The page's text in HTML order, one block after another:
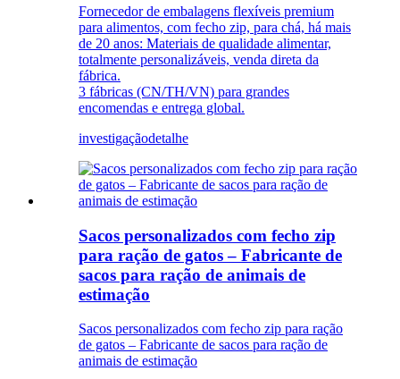
Fornecedor de embalagens flexíveis premium
para alimentos, com fecho zip, para chá, há mais
de 20 anos: Materiais de qualidade alimentar,
totalmente personalizáveis, venda direta da
fábrica.
3 fábricas (CN/TH/VN) para grandes
encomendas e entrega global.
investigaçãodetalhe
Sacos personalizados com fecho zip
para ração de gatos – Fabricante de
sacos para ração de animais de
estimação
Sacos personalizados com fecho zip para ração
de gatos – Fabricante de sacos para ração de
animais de estimação